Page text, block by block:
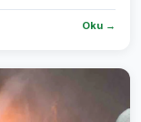
Oku →